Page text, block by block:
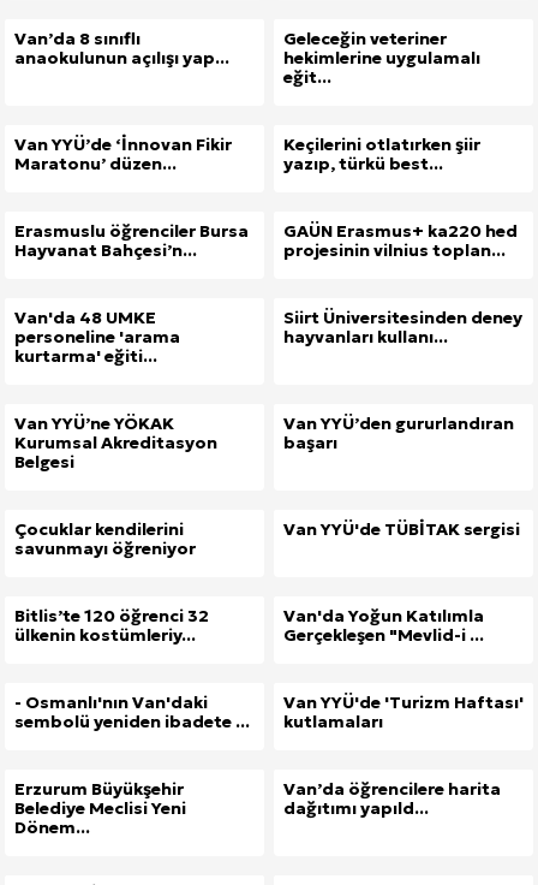
Van’da 8 sınıflı
anaokulunun açılışı yap...
Geleceğin veteriner
hekimlerine uygulamalı
eğit...
Van YYÜ’de ‘İnnovan Fikir
Maratonu’ düzen...
Keçilerini otlatırken şiir
yazıp, türkü best...
Erasmuslu öğrenciler Bursa
Hayvanat Bahçesi’n...
GAÜN Erasmus+ ka220 hed
projesinin vilnius toplan...
Van'da 48 UMKE
personeline 'arama
kurtarma' eğiti...
Siirt Üniversitesinden deney
hayvanları kullanı...
Van YYÜ’ne YÖKAK
Kurumsal Akreditasyon
Belgesi
Van YYÜ’den gururlandıran
başarı
Çocuklar kendilerini
savunmayı öğreniyor
Van YYÜ'de TÜBİTAK sergisi
Bitlis’te 120 öğrenci 32
ülkenin kostümleriy...
Van'da Yoğun Katılımla
Gerçekleşen "Mevlid-i ...
- Osmanlı'nın Van'daki
sembolü yeniden ibadete ...
Van YYÜ'de 'Turizm Haftası'
kutlamaları
Erzurum Büyükşehir
Belediye Meclisi Yeni
Dönem...
Van’da öğrencilere harita
dağıtımı yapıld...